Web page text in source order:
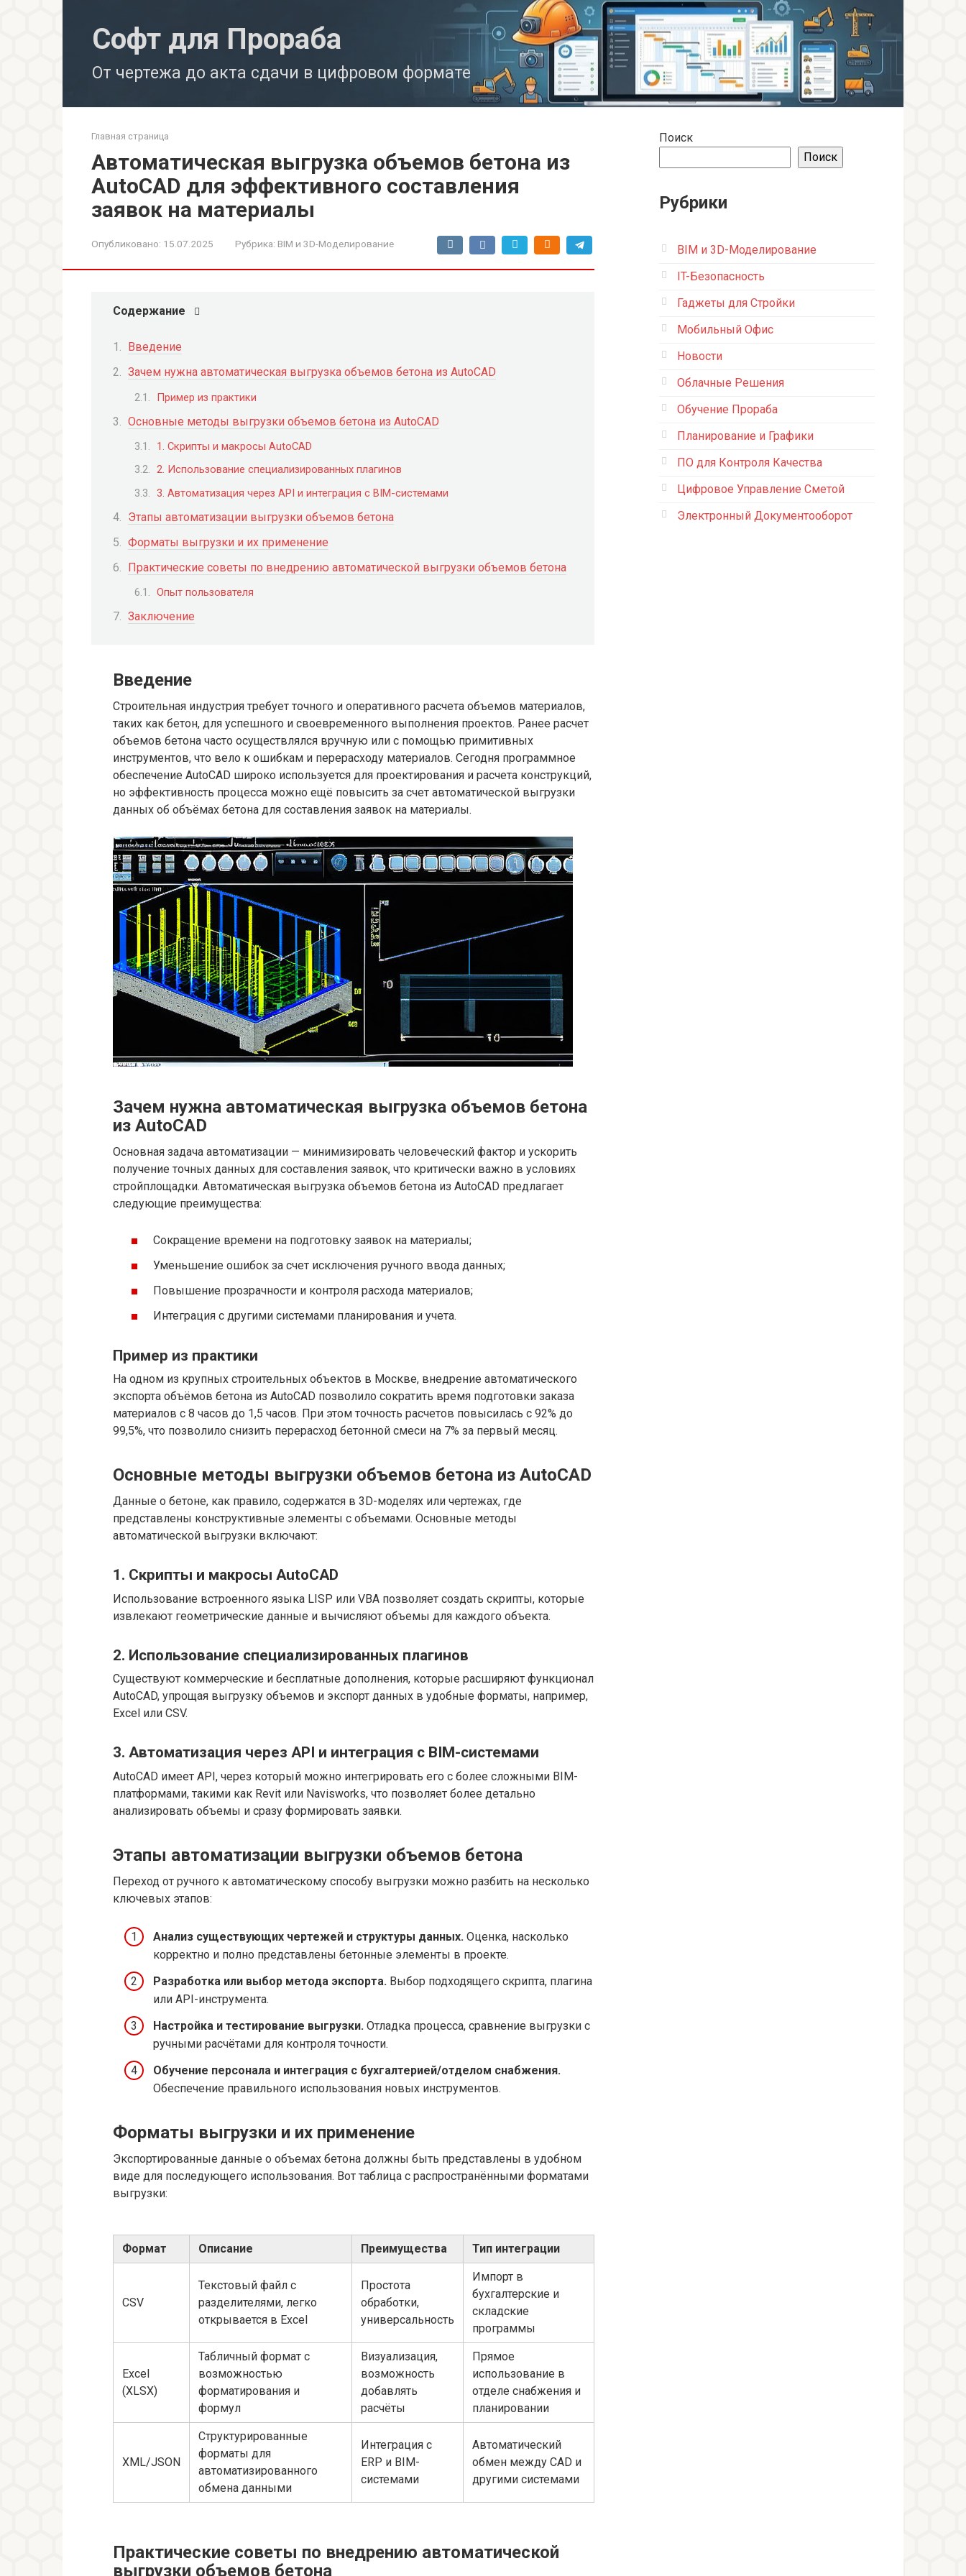
Софт для Прораба
От чертежа до акта сдачи в цифровом формате
Главная страница
Автоматическая выгрузка объемов бетона из
AutoCAD для эффективного составления
заявок на материалы
Опубликовано: 15.07.2025 Рубрика: BIM и 3D-Моделирование
Содержание
Введение
Зачем нужна автоматическая выгрузка объемов бетона из AutoCAD
Пример из практики
Основные методы выгрузки объемов бетона из AutoCAD
1. Скрипты и макросы AutoCAD
2. Использование специализированных плагинов
3. Автоматизация через API и интеграция с BIM-системами
Этапы автоматизации выгрузки объемов бетона
Форматы выгрузки и их применение
Практические советы по внедрению автоматической выгрузки объемов бетона
Опыт пользователя
Заключение
Введение
Строительная индустрия требует точного и оперативного расчета объемов материалов,
таких как бетон, для успешного и своевременного выполнения проектов. Ранее расчет
объемов бетона часто осуществлялся вручную или с помощью примитивных
инструментов, что вело к ошибкам и перерасходу материалов. Сегодня программное
обеспечение AutoCAD широко используется для проектирования и расчета конструкций,
но эффективность процесса можно ещё повысить за счет автоматической выгрузки
данных об объёмах бетона для составления заявок на материалы.
Зачем нужна автоматическая выгрузка объемов бетона
из AutoCAD
Основная задача автоматизации — минимизировать человеческий фактор и ускорить
получение точных данных для составления заявок, что критически важно в условиях
стройплощадки. Автоматическая выгрузка объемов бетона из AutoCAD предлагает
следующие преимущества:
Сокращение времени на подготовку заявок на материалы;
Уменьшение ошибок за счет исключения ручного ввода данных;
Повышение прозрачности и контроля расхода материалов;
Интеграция с другими системами планирования и учета.
Пример из практики
На одном из крупных строительных объектов в Москве, внедрение автоматического
экспорта объёмов бетона из AutoCAD позволило сократить время подготовки заказа
материалов с 8 часов до 1,5 часов. При этом точность расчетов повысилась с 92% до
99,5%, что позволило снизить перерасход бетонной смеси на 7% за первый месяц.
Основные методы выгрузки объемов бетона из AutoCAD
Данные о бетоне, как правило, содержатся в 3D-моделях или чертежах, где
представлены конструктивные элементы с объемами. Основные методы
автоматической выгрузки включают:
1. Скрипты и макросы AutoCAD
Использование встроенного языка LISP или VBA позволяет создать скрипты, которые
извлекают геометрические данные и вычисляют объемы для каждого объекта.
2. Использование специализированных плагинов
Существуют коммерческие и бесплатные дополнения, которые расширяют функционал
AutoCAD, упрощая выгрузку объемов и экспорт данных в удобные форматы, например,
Excel или CSV.
3. Автоматизация через API и интеграция с BIM-системами
AutoCAD имеет API, через который можно интегрировать его с более сложными BIM-
платформами, такими как Revit или Navisworks, что позволяет более детально
анализировать объемы и сразу формировать заявки.
Этапы автоматизации выгрузки объемов бетона
Переход от ручного к автоматическому способу выгрузки можно разбить на несколько
ключевых этапов:
Анализ существующих чертежей и структуры данных. Оценка, насколько
корректно и полно представлены бетонные элементы в проекте.
Разработка или выбор метода экспорта. Выбор подходящего скрипта, плагина
или API-инструмента.
Настройка и тестирование выгрузки. Отладка процесса, сравнение выгрузки с
ручными расчётами для контроля точности.
Обучение персонала и интеграция с бухгалтерией/отделом снабжения.
Обеспечение правильного использования новых инструментов.
Форматы выгрузки и их применение
Экспортированные данные о объемах бетона должны быть представлены в удобном
виде для последующего использования. Вот таблица с распространёнными форматами
выгрузки:
Формат Описание Преимущества Тип интеграции
CSV
Текстовый файл с
разделителями, легко
открывается в Excel
Простота
обработки,
универсальность
Импорт в
бухгалтерские и
складские
программы
Excel
(XLSX)
Табличный формат с
возможностью
форматирования и
формул
Визуализация,
возможность
добавлять
расчёты
Прямое
использование в
отделе снабжения и
планировании
XML/JSON
Структурированные
форматы для
автоматизированного
обмена данными
Интеграция с
ERP и BIM-
системами
Автоматический
обмен между CAD и
другими системами
Практические советы по внедрению автоматической
выгрузки объемов бетона
Поиск
Поиск
Рубрики
BIM и 3D-Моделирование
IT-Безопасность
Гаджеты для Стройки
Мобильный Офис
Новости
Облачные Решения
Обучение Прораба
Планирование и Графики
ПО для Контроля Качества
Цифровое Управление Сметой
Электронный Документооборот